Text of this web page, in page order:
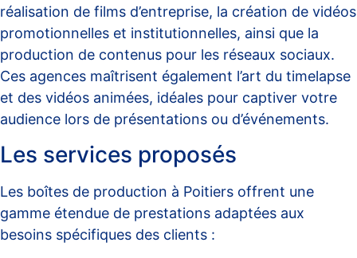
réalisation de films d’entreprise, la création de vidéos
promotionnelles et institutionnelles, ainsi que la
production de contenus pour les réseaux sociaux.
Ces agences maîtrisent également l’art du timelapse
et des vidéos animées, idéales pour captiver votre
audience lors de présentations ou d’événements.
Les services proposés
Les boîtes de production à Poitiers offrent une
gamme étendue de prestations adaptées aux
besoins spécifiques des clients :